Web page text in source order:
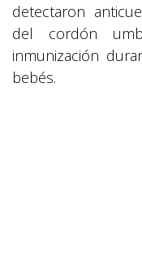
detectaron
del cordón
inmunización
bebés.